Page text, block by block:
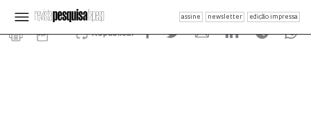
assine newsletter edição impressa
Republicar